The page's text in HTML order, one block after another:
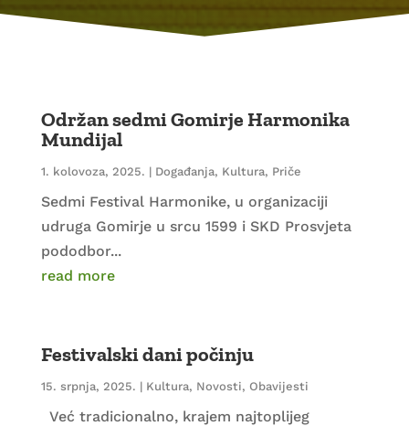
Održan sedmi Gomirje Harmonika
Mundijal
1. kolovoza, 2025. | Događanja, Kultura, Priče
Sedmi Festival Harmonike, u organizaciji
udruga Gomirje u srcu 1599 i SKD Prosvjeta
pododbor...
read more
Festivalski dani počinju
15. srpnja, 2025. | Kultura, Novosti, Obavijesti
Već tradicionalno, krajem najtoplijeg